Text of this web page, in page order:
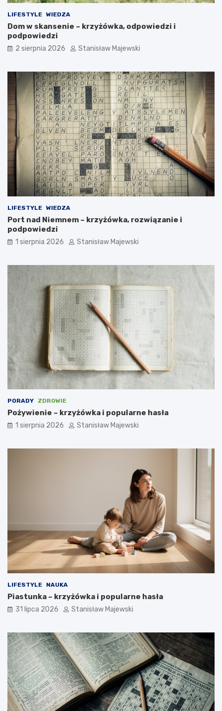
LIFESTYLE WIEDZA
Dom w skansenie – krzyżówka, odpowiedzi i
podpowiedzi
2 sierpnia 2026 Stanisław Majewski
LIFESTYLE WIEDZA
Port nad Niemnem – krzyżówka, rozwiązanie i
podpowiedzi
1 sierpnia 2026 Stanisław Majewski
PORADY ZDROWIE
Pożywienie – krzyżówka i popularne hasła
1 sierpnia 2026 Stanisław Majewski
LIFESTYLE NAUKA
Piastunka – krzyżówka i popularne hasła
31 lipca 2026 Stanisław Majewski